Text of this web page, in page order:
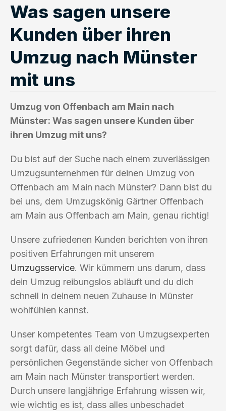
Was sagen unsere
Kunden über ihren
Umzug nach Münster
mit uns
Umzug von Offenbach am Main nach
Münster: Was sagen unsere Kunden über
ihren Umzug mit uns?
Du bist auf der Suche nach einem zuverlässigen
Umzugsunternehmen für deinen Umzug von
Offenbach am Main nach Münster? Dann bist du
bei uns, dem Umzugskönig Gärtner Offenbach
am Main aus Offenbach am Main, genau richtig!
Unsere zufriedenen Kunden berichten von ihren
positiven Erfahrungen mit unserem
Umzugsservice. Wir kümmern uns darum, dass
dein Umzug reibungslos abläuft und du dich
schnell in deinem neuen Zuhause in Münster
wohlfühlen kannst.
Unser kompetentes Team von Umzugsexperten
sorgt dafür, dass all deine Möbel und
persönlichen Gegenstände sicher von Offenbach
am Main nach Münster transportiert werden.
Durch unsere langjährige Erfahrung wissen wir,
wie wichtig es ist, dass alles unbeschadet